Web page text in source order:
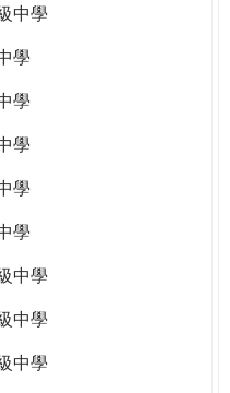
中學
學
學
學
學
學
中學
中學
中學